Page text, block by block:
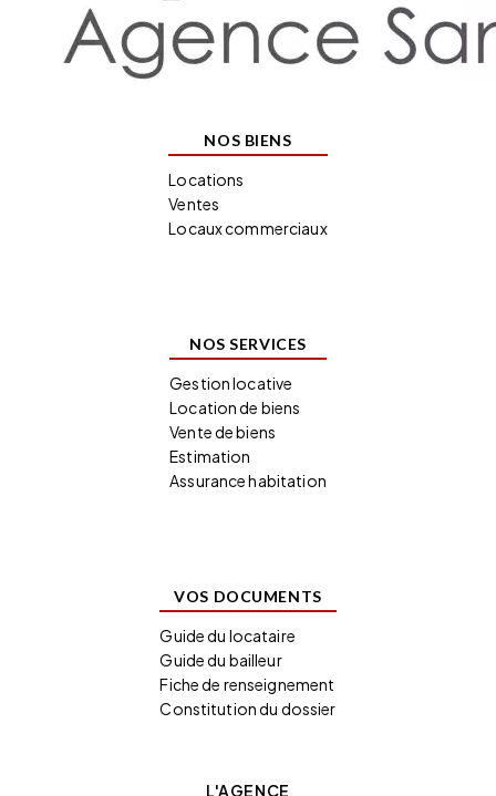
NOS BIENS
Locations
Ventes
Locaux commerciaux
NOS SERVICES
Gestion locative
Location de biens
Vente de biens
Estimation
Assurance habitation
VOS DOCUMENTS
Guide du locataire
Guide du bailleur
Fiche de renseignement
Constitution du dossier
L'AGENCE